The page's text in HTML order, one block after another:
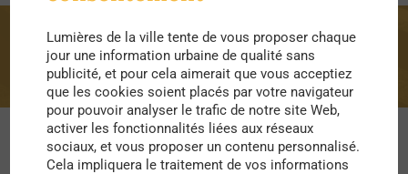
anticapitalisme
Lumières de la ville tente de vous proposer chaque
jour une information urbaine de qualité sans
publicité, et pour cela aimerait que vous acceptiez
que les cookies soient placés par votre navigateur
pour pouvoir analyser le trafic de notre site Web,
activer les fonctionnalités liées aux réseaux
sociaux, et vous proposer un contenu personnalisé.
Cela impliquera le traitement de vos informations